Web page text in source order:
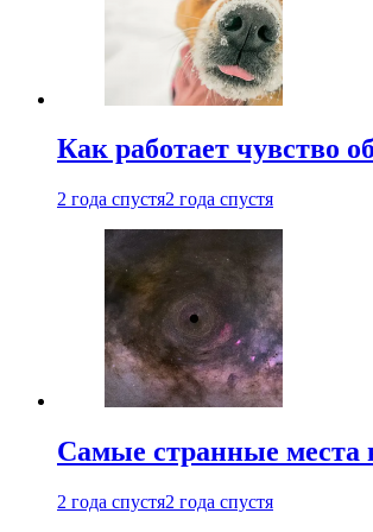
Как работает чувство
2 года спустя2 года спустя
Самые странные места
2 года спустя2 года спустя